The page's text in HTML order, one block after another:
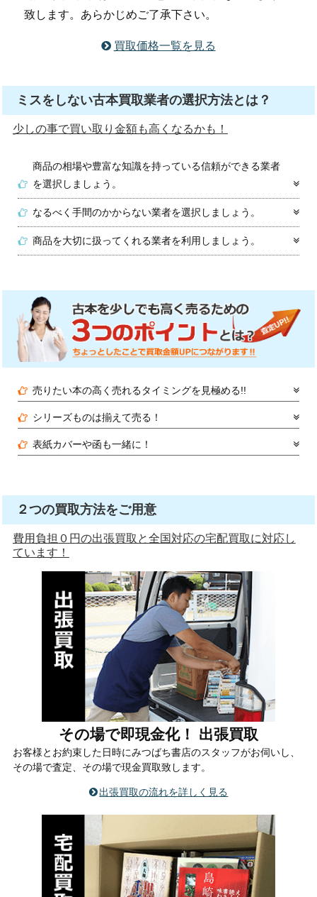
致します。あらかじめご了承下さい。
買取価格一覧を見る
ミスをしない古本買取業者の選択方法とは？
少しの事で買い取り金額も高くなるかも！
商品の相場や豊富な知識を持っている信頼ができる業者
を選択しましょう。
なるべく手間のかからない業者を選択しましょう。
商品を大切に扱ってくれる業者を利用しましょう。
売りたい本の高く売れるタイミングを見極める!!
シリーズものは揃えて売る！
表紙カバーや函も一緒に！
２つの買取方法をご用意
費用負担０円の出張買取と全国対応の宅配買取に対応し
ています！
その場で即現金化！ 出張買取
お客様とお約束した日時にみつばち書店のスタッフがお伺いし、
その場で査定、その場で現金買取致します。
出張買取の流れを詳しく見る